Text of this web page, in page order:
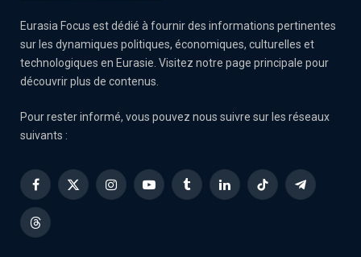
Eurasia Focus est dédié à fournir des informations pertinentes
sur les dynamiques politiques, économiques, culturelles et
technologiques en Eurasie. Visitez notre page principale pour
découvrir plus de contenus.
Pour rester informé, vous pouvez nous suivre sur les réseaux
suivants :
Facebook
X
InstagramYouTubeTumblrLinkedInTikTok Telegram
Threads